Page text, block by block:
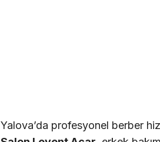
Yalova’da profesyonel berber